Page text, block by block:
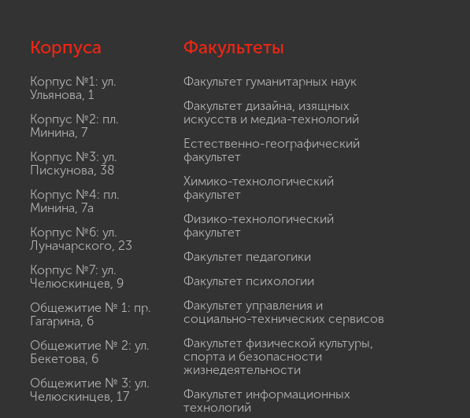
Корпуса
Корпус №1: ул.
Ульянова, 1
Корпус №2: пл.
Минина, 7
Корпус №3: ул.
Пискунова, 38
Корпус №4: пл.
Минина, 7а
Корпус №6: ул.
Луначарского, 23
Корпус №7: ул.
Челюскинцев, 9
Общежитие № 1: пр.
Гагарина, 6
Общежитие № 2: ул.
Бекетова, 6
Общежитие № 3: ул.
Челюскинцев, 17
Факультеты
Факультет гуманитарных наук
Факультет дизайна, изящных
искусств и медиа-технологий
Естественно-географический
факультет
Химико-технологический
факультет
Физико-технологический
факультет
Факультет педагогики
Факультет психологии
Факультет управления и
социально-технических сервисов
Факультет физической культуры,
спорта и безопасности
жизнедеятельности
Факультет информационных
технологий